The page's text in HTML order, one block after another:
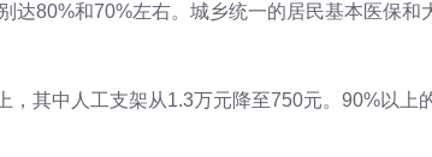
80%和70%左右。城乡统一的居民基本医保和
其中人工支架从1.3万元降至750元。90%以上